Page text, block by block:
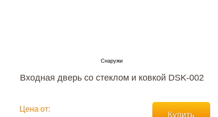
Входная дверь со стеклом и ковкой DSK-002
Цена от:
Купить